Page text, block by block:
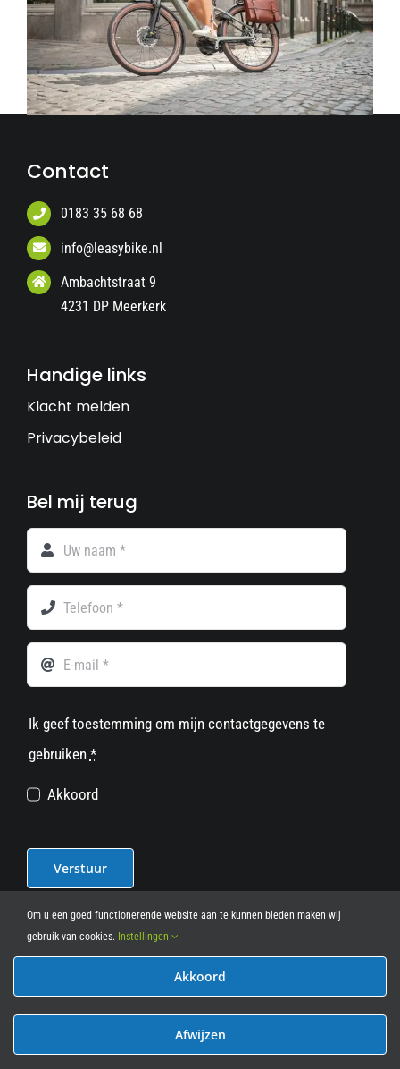
Contact
0183 35 68 68
info@leasybike.nl
Ambachtstraat 9
4231 DP Meerkerk
Handige links
Klacht melden
Privacybeleid
Bel mij terug
Ik geef toestemming om mijn contactgegevens te
gebruiken *
Akkoord
Verstuur
© 2012 - 2026• Leasy Bike • All Rights Reserved • powered
Om u een goed functionerende website aan te kunnen bieden maken wij
gebruik van cookies. Instellingen
Akkoord
Afwijzen